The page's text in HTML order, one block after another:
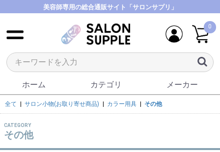
美容師専用の総合通販サイト「サロンサプリ」
0
ホーム カテゴリ メーカー
全て サロン小物(お取り寄せ商品) カラー用具 その他
CATEGORY
その他